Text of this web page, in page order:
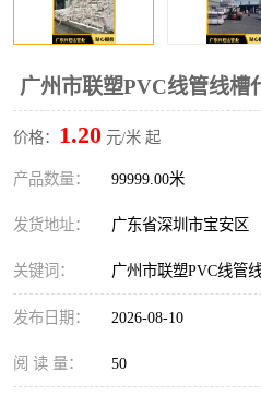
广州市联塑PVC线管线槽
价格： 1.20 元/米 起
产品数量： 99999.00米
发货地址： 广东省深圳市宝安区
关键词： 广州市联塑PVC线管
发布日期： 2026-08-10
阅 读 量： 50